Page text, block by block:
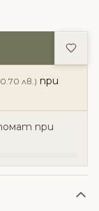
лв.) при
при